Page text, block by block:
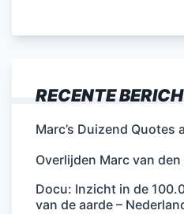
RECENTE
Marc’s Duizend
Overlijden Marc van den
Docu: Inzicht in de
van de aarde –